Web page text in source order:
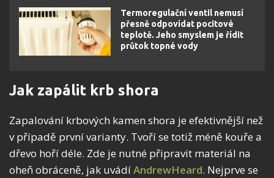
Termoregulační ventil nemusí
přesně odpovídat pocitové
teplotě. Jeho smyslem je řídit
průtok topné vody
Jak zapálit krb shora
Zapalování krbových kamen shora je efektivnější než
v případě první varianty. Tvoří se totiž méně kouře a
dřevo hoří déle. Zde je nutné připravit materiál na
oheň obráceně, jak uvádíAndrewHeard. Nejprve se